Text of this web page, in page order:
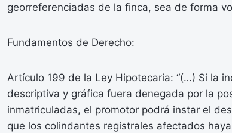
georreferenciadas de la finca, sea de forma
Fundamentos de Derecho:
Artículo 199 de la Ley Hipotecaria: “(…) Si la
descriptiva y gráfica fuera denegada por la
inmatriculadas, el promotor podrá instar el
que los colindantes registrales afectados